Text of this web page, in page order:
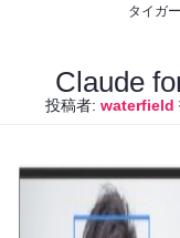
タイガ
Claude
投稿者: waterfield